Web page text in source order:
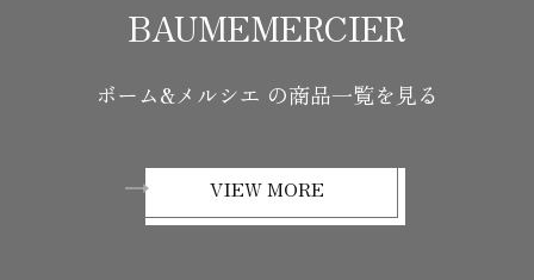
BAUMEMERCIER
ボーム&メルシエ の商品一覧を見る
VIEW MORE